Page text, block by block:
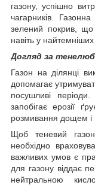
газону, успішно
чагарників.
зелений покрив, що
навіть у найтемніших
Догляд за
Газон на ділянці
допомагає
посушливі
запобігає ерозії
розмивання дощем і
Щоб теневий
необхідно
важливих умов є
для газону віддає
нейтральною